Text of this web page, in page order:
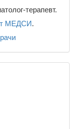
терапевт.
МЕДСИ.